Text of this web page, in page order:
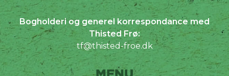
Bogholderi og generel korrespondance med
Thisted Frø:
tf@thisted-froe.dk